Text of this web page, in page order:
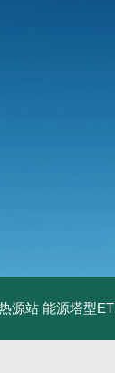
源站 能源塔型